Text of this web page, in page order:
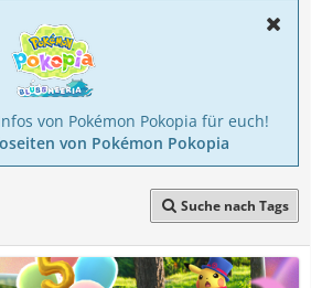
von Pokémon Pokopia für euch!
von Pokémon Pokopia
Suche nach Tags